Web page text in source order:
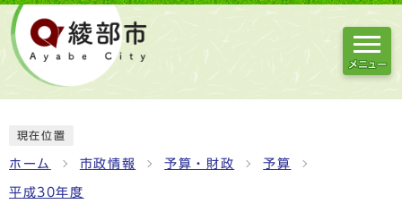
メニュー
現在位置
ホーム 市政情報 予算・財政 予算
平成30年度